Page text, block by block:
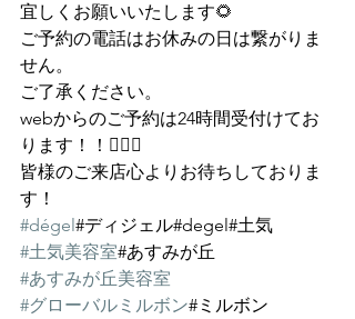
宜しくお願いいたします🌻
ご予約の電話はお休みの日は繋がりま
せん。
ご了承ください。
webからのご予約は24時間受付けてお
ります！！💁🏻‍♂️
皆様のご来店心よりお待ちしておりま
す！
#dégel#ディジェル#degel#土気
#土気美容室#あすみが丘
#あすみが丘美容室
#グローバルミルボン#ミルボン